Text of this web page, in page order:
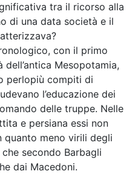
tra il ricorso alla
di una data società e il
con il primo
Mesopotamia,
perlopiù compiti di
l’educazione dei
delle truppe. Nelle
e persiana essi non
quanto meno virili degli
che secondo Barbagli
dai Macedoni.